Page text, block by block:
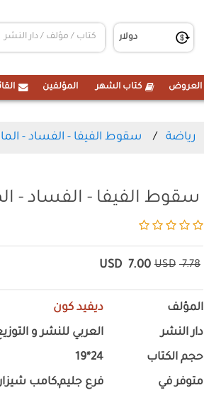
العروض كتاب الشهر المؤلفين
رياضة سقوط الفيفا - الفساد -
سقوط الفيفا - الفساد -
7.78
USD
7.00
USD
المؤلف ديفيد كون
دار النشر العربي للنشر و
حجم الكتاب 24*19
متوفر في فرع جليم,كامب